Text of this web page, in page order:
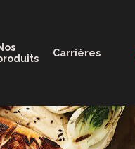
Carrières